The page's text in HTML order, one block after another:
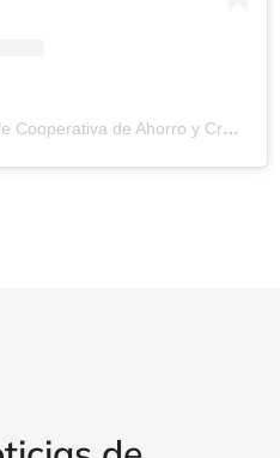
Una publicación compartida de Cooperativa de Ahorro y Crédito